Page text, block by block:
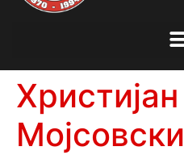
Христијан
Мојсовски